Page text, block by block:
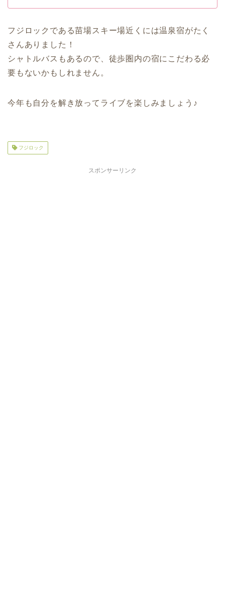
フジロックである苗場スキー場近くには温泉宿がたく
さんありました！
シャトルバスもあるので、徒歩圏内の宿にこだわる必
要もないかもしれません。
今年も自分を解き放ってライブを楽しみましょう♪
フジロック
スポンサーリンク